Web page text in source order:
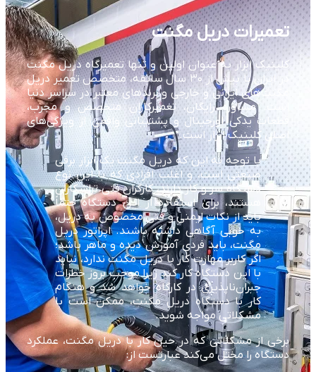
تعمیرات دریل مگنت
کلینیک ابزار به عنوان اولین و تنها تعمیرگاه دریل مگنت
در ایران با بیش از ۳۰ سال سابقه، متخصص تعمیر دریل
مگنت‌های ایرانی و خارجی و برندهای معتبر در سراسر دنیا
است. مشاوره رایگان، تعمیرکاران متخصص و مجرب،
قطعات یدکی اورجینال و پشتیبانی واقعی از ویژگی‌های
اصلی کلینیک ابزار است.
با توجه به این که دریل مگنت یک ابزار برقی
صنعتی است، و اغلب افرادی که با این نوع
دستگاه سر و کار دارند، کارگران فنی تراشکاران
هستند، برای استفاده از این دستگاه حتماً
باید از نکات ایمنی و فنی مخصوص به دریل،
به خوبی آگاهی داشته باشند. اپراتور دریل
مگنت، باید فردی آموزش دیده و ماهر باشد؛
اگر کاربر مهارت کار با دریل مگنت ندارد، نباید
با این دستگاه کار کند زیرا موجب بروز خطرات
جبران‌ناپذیری در کارگاه خواهد شد و هنگام
کار با دستگاه دریل مگنت، ممکن است با
مشکلاتی مواجه شوید.
برخی از مشکلاتی که در حین کار با دریل مگنت، عملکرد
دستگاه را مختل می‌کند عبارتست از: